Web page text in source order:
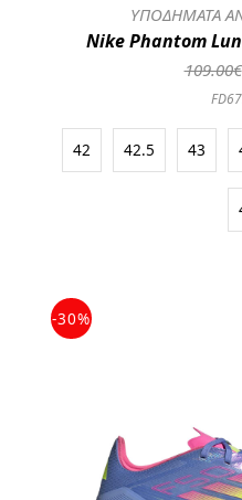
ΥΠΟΔΗΜΑΤΑ
Nike Phantom
109.00€
42 42.5 43
-30%